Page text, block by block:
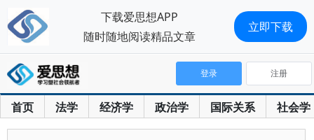
首页 法学 经济学 政治学 国际关系 社会学
登录 注册
下载爱思想APP
随时随地阅读精品文章
立即下载